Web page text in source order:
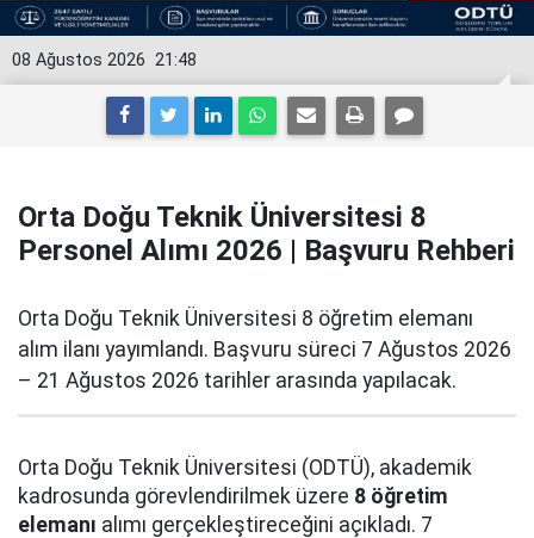
21:48
08 Ağustos 2026
Orta Doğu Teknik Üniversitesi 8
Personel Alımı 2026 | Başvuru Rehberi
Orta Doğu Teknik Üniversitesi 8 öğretim elemanı
alım ilanı yayımlandı. Başvuru süreci 7 Ağustos 2026
– 21 Ağustos 2026 tarihler arasında yapılacak.
Orta Doğu Teknik Üniversitesi (ODTÜ), akademik
kadrosunda görevlendirilmek üzere 8 öğretim
elemanı alımı gerçekleştireceğini açıkladı. 7